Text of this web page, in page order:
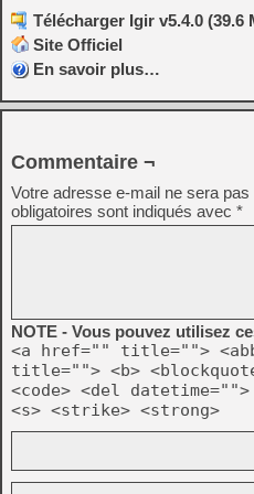
Télécharger Igir v5.4.0 (39.6
Site Officiel
En savoir plus…
Commentaire ¬
Votre adresse e-mail ne sera pas
obligatoires sont indiqués avec *
NOTE - Vous pouvez utilisez
<a href="" title="">
title=""> <b>
<code> <del
<s> <strike> <strong>